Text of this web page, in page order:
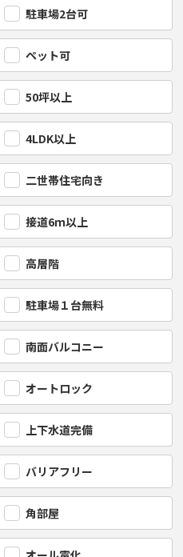
駐車場2台可
ペット可
50坪以上
4LDK以上
二世帯住宅向き
接道6ｍ以上
高層階
駐車場１台無料
南面バルコニー
オートロック
上下水道完備
バリアフリー
角部屋